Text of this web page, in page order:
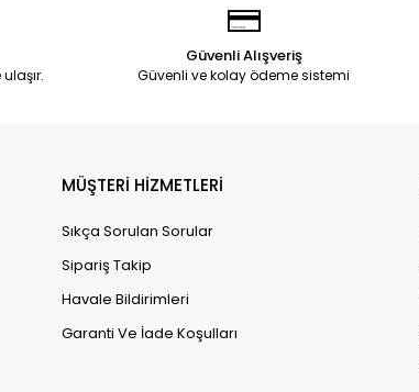
Güvenli Alışveriş
Güvenli ve kolay ödeme sistemi
MÜŞTERİ HİZMETLERİ
Sıkça Sorulan Sorular
Sipariş Takip
Havale Bildirimleri
Garanti Ve İade Koşulları